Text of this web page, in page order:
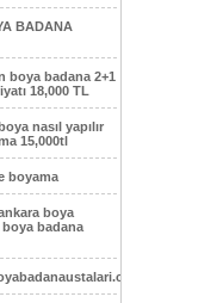
BADANA
boya badana 2+1
18,000 TL
nasıl yapılır
15,000tl
boyama
boya
badana